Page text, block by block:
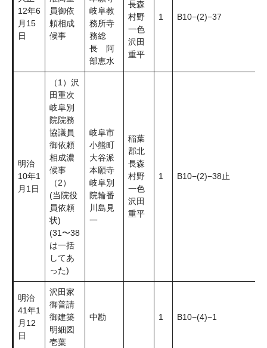
12年6
月15
日
員御依
頼相成
候事
岐阜教
務所寺
務総
長 阿
部恵水
長森
村野
一色
沢田
重平
1 B10−(2)−37
明治
10年1
月1日
（1）沢
田重次
岐阜別
院院務
協議員
御依頼
相成濃
候事
（2）
(当院役
員依頼
状)
(31〜38
は一括
してあ
った)
岐阜市
小熊町
大谷派
本願寺
岐阜別
院輪番
川島見
一
稲葉
郡北
長森
村野
一色
沢田
重平
1 B10−(2)−38止
明治
41年1
月12
日
沢田家
御普請
御建築
明細図
壱葉
中勘 1 B10−(4)−1